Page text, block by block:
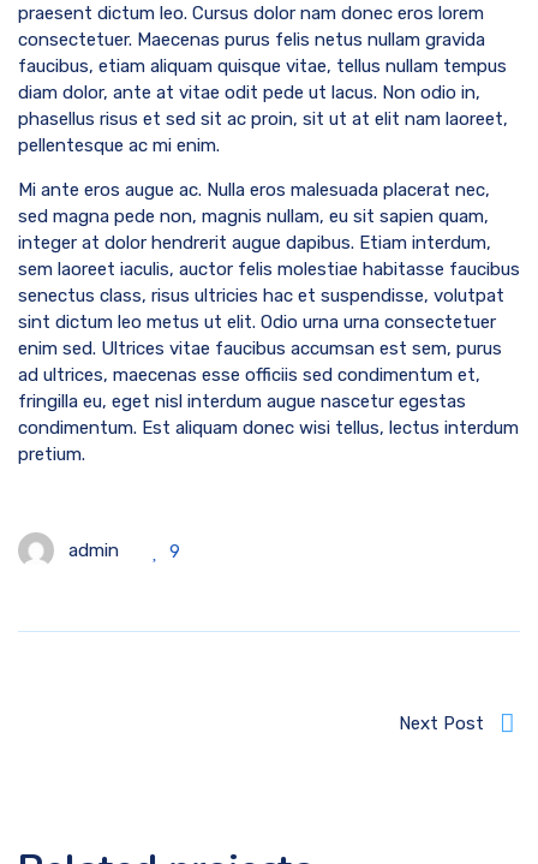
praesent dictum leo. Cursus dolor nam donec eros lorem
consectetuer. Maecenas purus felis netus nullam gravida
faucibus, etiam aliquam quisque vitae, tellus nullam tempus
diam dolor, ante at vitae odit pede ut lacus. Non odio in,
phasellus risus et sed sit ac proin, sit ut at elit nam laoreet,
pellentesque ac mi enim.
Mi ante eros augue ac. Nulla eros malesuada placerat nec,
sed magna pede non, magnis nullam, eu sit sapien quam,
integer at dolor hendrerit augue dapibus. Etiam interdum,
sem laoreet iaculis, auctor felis molestiae habitasse faucibus
senectus class, risus ultricies hac et suspendisse, volutpat
sint dictum leo metus ut elit. Odio urna urna consectetuer
enim sed. Ultrices vitae faucibus accumsan est sem, purus
ad ultrices, maecenas esse officiis sed condimentum et,
fringilla eu, eget nisl interdum augue nascetur egestas
condimentum. Est aliquam donec wisi tellus, lectus interdum
pretium.
admin 9
Next Post